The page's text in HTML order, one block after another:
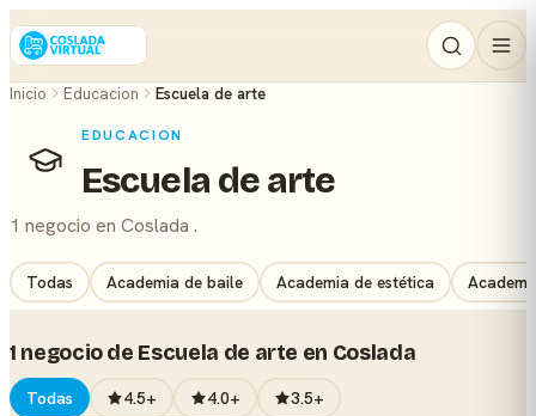
Inicio Educacion Escuela de arte
EDUCACION
Escuela de arte
1 negocio en Coslada .
Todas Academia de baile Academia de estética
1 negocio de Escuela de arte en Coslada
Todas 4.5+ 4.0+ 3.5+